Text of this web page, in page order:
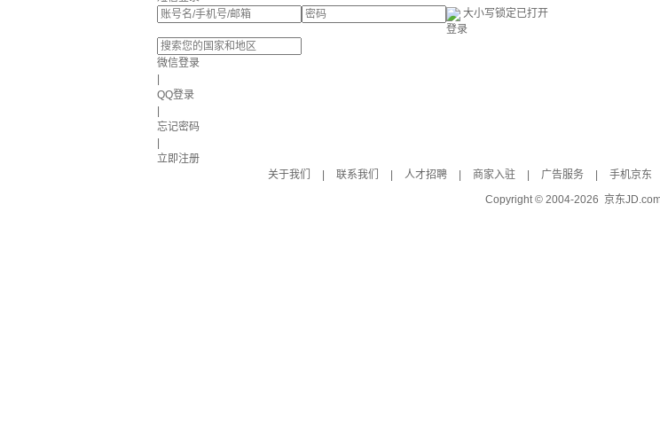
大小写锁定已打开
登录
微信登录
QQ登录
忘记密码
立即注册
关于我们
联系我们 人才招聘 商家入驻 广告服务 手机京东
Copyright © 2004-2026 京东